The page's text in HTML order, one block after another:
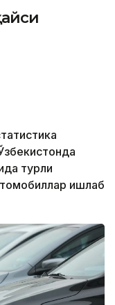
турли
ишлаб